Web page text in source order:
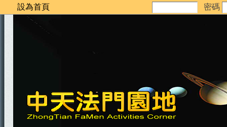
設為首頁 密碼